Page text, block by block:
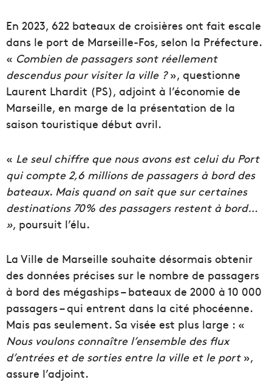
En 2023, 622 bateaux de croisières ont fait escale
dans le port de Marseille-Fos, selon la Préfecture.
« Combien de passagers sont réellement
descendus pour visiter la ville ?», questionne
Laurent Lhardit (PS), adjoint à l’économie de
Marseille, en marge de la présentation de la
saison touristique début avril.
« Le seul chiffre que nous avons est celui du Port
qui compte 2,6 millions de passagers à bord des
bateaux. Mais quand on sait que sur certaines
destinations 70% des passagers restent à bord…
», poursuit l’élu.
La Ville de Marseille souhaite désormais obtenir
des données précises sur le nombre de passagers
à bord des mégaships – bateaux de 2000 à 10 000
passagers – qui entrent dans la cité phocéenne.
Mais pas seulement. Sa visée est plus large : «
Nous voulons connaître l’ensemble des flux
d’entrées et de sorties entre la ville et le port»,
assure l’adjoint.